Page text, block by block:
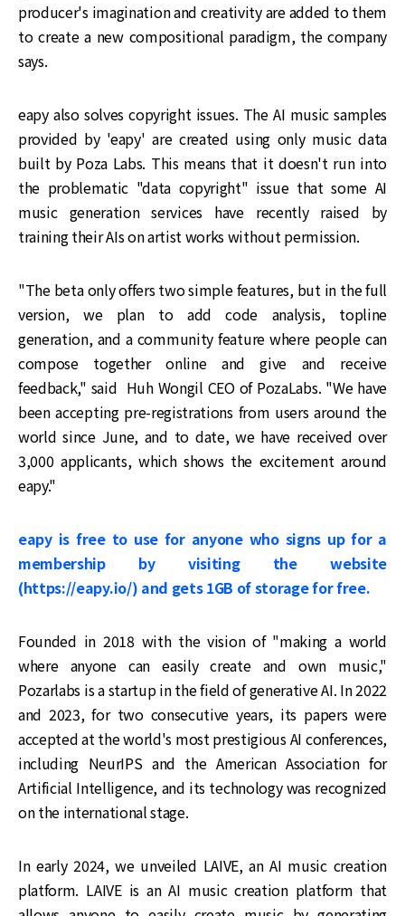
producer's imagination and creativity are added to them
to create a new compositional paradigm, the company
says.
eapy also solves copyright issues. The AI music samples
provided by 'eapy' are created using only music data
built by Poza Labs. This means that it doesn't run into
the problematic "data copyright" issue that some AI
music generation services have recently raised by
training their AIs on artist works without permission.
"The beta only offers two simple features, but in the full
version, we plan to add code analysis, topline
generation, and a community feature where people can
compose together online and give and receive
feedback," said Huh Wongil CEO of PozaLabs. "We have
been accepting pre-registrations from users around the
world since June, and to date, we have received over
3,000 applicants, which shows the excitement around
eapy."
eapy is free to use for anyone who signs up for a
membership by visiting the website
(https://eapy.io/) and gets 1GB of storage for free.
Founded in 2018 with the vision of "making a world
where anyone can easily create and own music,"
Pozarlabs is a startup in the field of generative AI. In 2022
and 2023, for two consecutive years, its papers were
accepted at the world's most prestigious AI conferences,
including NeurIPS and the American Association for
Artificial Intelligence, and its technology was recognized
on the international stage.
In early 2024, we unveiled LAIVE, an AI music creation
platform. LAIVE is an AI music creation platform that